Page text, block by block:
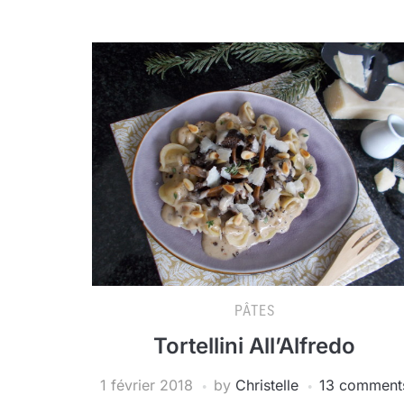
PÂTES
Tortellini All’Alfredo
1 février 2018 by Christelle 13